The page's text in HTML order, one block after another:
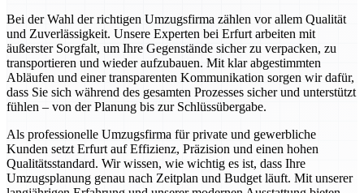
Bei der Wahl der richtigen Umzugsfirma zählen vor allem Qualität
und Zuverlässigkeit. Unsere Experten bei Erfurt arbeiten mit
äußerster Sorgfalt, um Ihre Gegenstände sicher zu verpacken, zu
transportieren und wieder aufzubauen. Mit klar abgestimmten
Abläufen und einer transparenten Kommunikation sorgen wir dafür,
dass Sie sich während des gesamten Prozesses sicher und unterstützt
fühlen – von der Planung bis zur Schlüssübergabe.
Als professionelle Umzugsfirma für private und gewerbliche
Kunden setzt Erfurt auf Effizienz, Präzision und einen hohen
Qualitätsstandard. Wir wissen, wie wichtig es ist, dass Ihre
Umzugsplanung genau nach Zeitplan und Budget läuft. Mit unserer